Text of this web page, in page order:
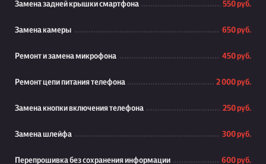
Замена задней крышки смартфона 550 руб.
Замена камеры 650 руб.
Ремонт и замена микрофона 450 руб.
Ремонт цепи питания телефона 2 000 руб.
Замена кнопки включения телефона 250 руб.
Замена шлейфа 300 руб.
Перепрошивка без сохранения информации 600 руб.